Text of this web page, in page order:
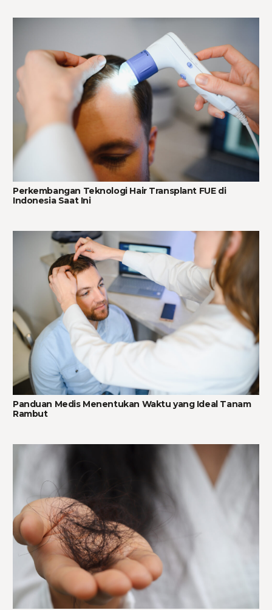
Perkembangan Teknologi Hair Transplant FUE di
Indonesia Saat Ini
Panduan Medis Menentukan Waktu yang Ideal Tanam
Rambut